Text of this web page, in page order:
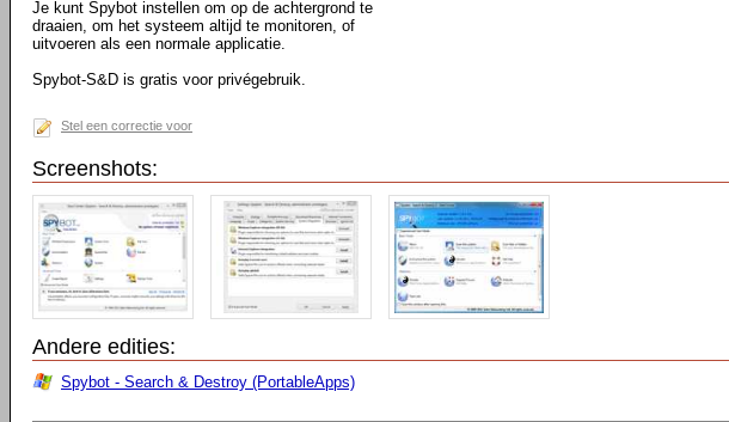
Je kunt Spybot instellen om op de achtergrond te
draaien, om het systeem altijd te monitoren, of
uitvoeren als een normale applicatie.
Spybot-S&D is gratis voor privégebruik.
Stel een correctie voor
Screenshots:
Andere edities:
Spybot - Search & Destroy (PortableApps)